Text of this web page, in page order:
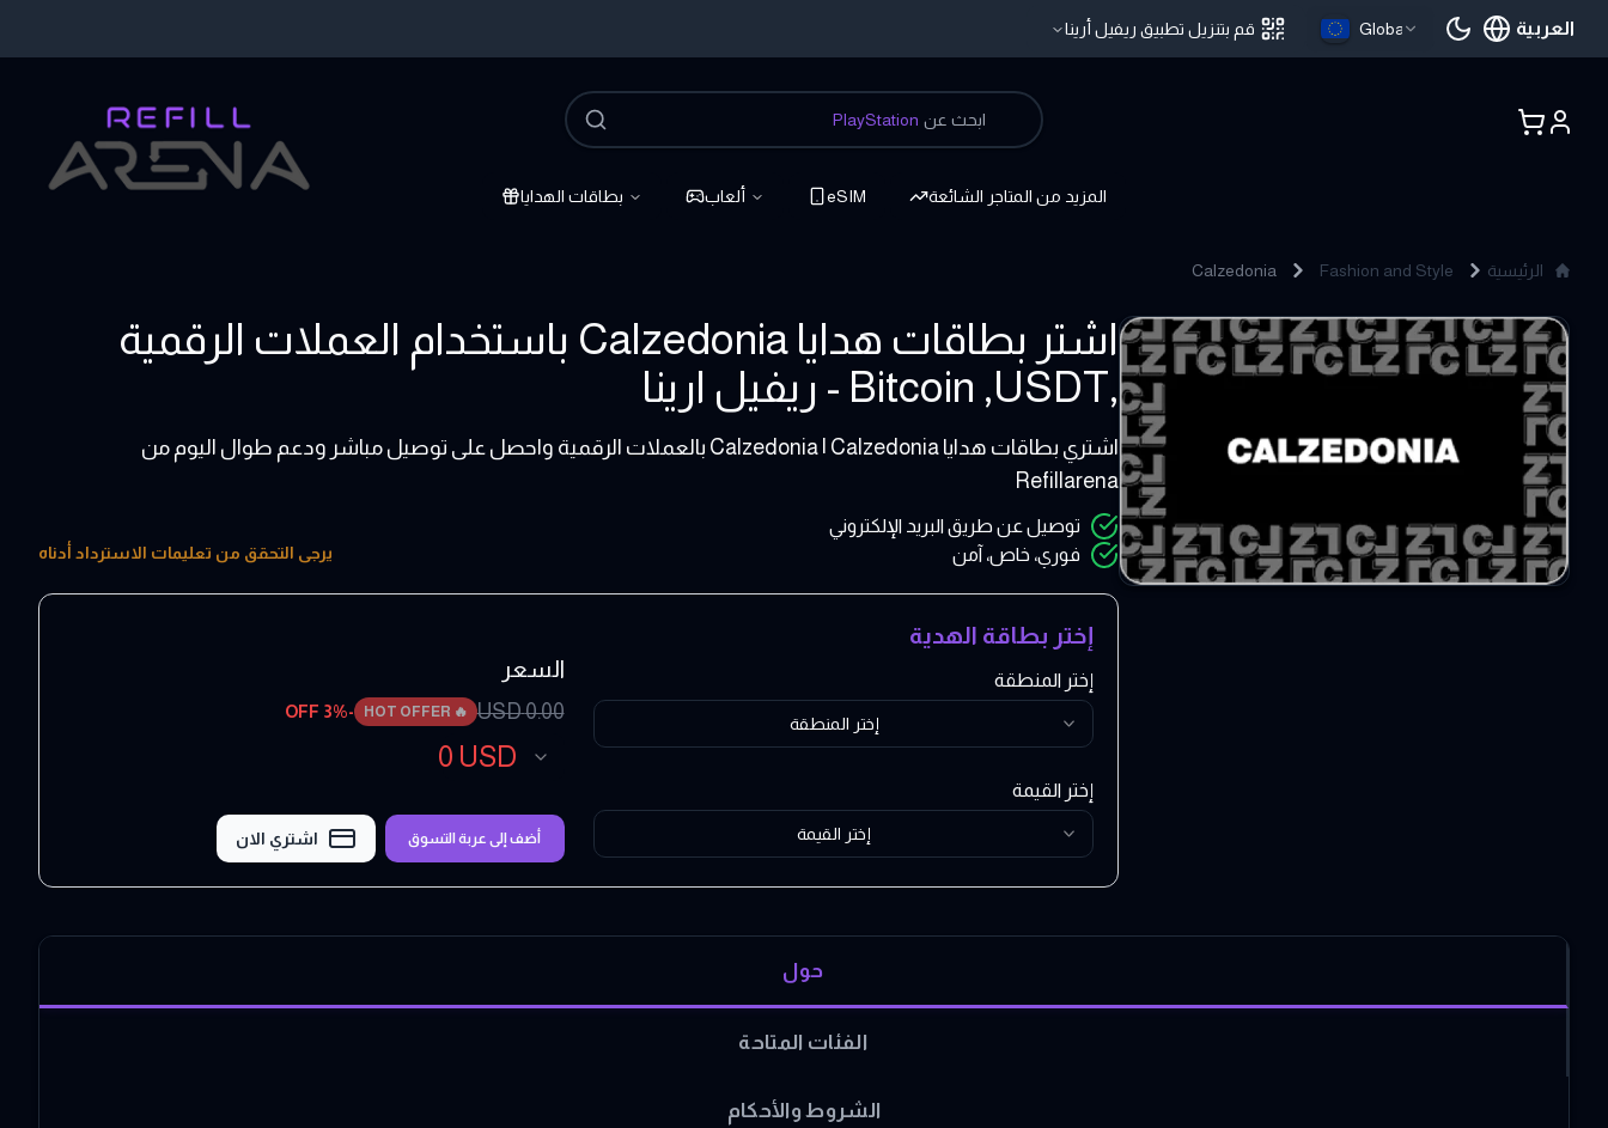
قم بتنزيل تطبيق ريفيل أرينا Global العربية
اللغة الحالية
ابحث عن PlayStation
بطاقات الهدايا ألعاب eSIM المزيد من المتاجر الشائعة
الرئيسية Fashion and Style
Calzedonia
Calzedonia
اشتر بطاقات هدايا Calzedonia باستخدام العملات الرقمية
,Bitcoin ,USDT - ريفيل ارينا
30 - 100 EUR
اشتري بطاقات هدايا Calzedonia | Calzedonia بالعملات الرقمية واحصل على توصيل مباشر ودعم طوال اليوم من
Refillarena
توصيل عن طريق البريد الإلكتروني
فوري، خاص، آمن
يرجى التحقق من تعليمات الاسترداد أدناه
إختر بطاقة الهدية
إختر المنطقة
إختر المنطقة
إختر القيمة
إختر القيمة
السعر
0.00
USD
🔥
HOT OFFER
-
3% OFF
0 USD
أضف إلى عربة التسوق اشتري الان
حول
الفئات المتاحة
الشروط والأحكام